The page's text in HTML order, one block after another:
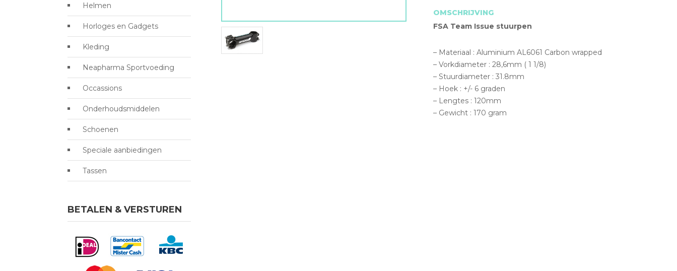
stuurpen
aantal
OMSCHRIJVING
FSA Team Issue stuurpen
– Materiaal : Aluminium AL6061 Carbon wrapped
– Vorkdiameter : 28,6mm ( 1 1/8)
– Stuurdiameter : 31.8mm
– Hoek : +/- 6 graden
– Lengtes : 120mm
– Gewicht : 170 gram
Helmen
Horloges en Gadgets
Kleding
Neapharma Sportvoeding
Occassions
Onderhoudsmiddelen
Schoenen
Speciale aanbiedingen
Tassen
BETALEN & VERSTUREN